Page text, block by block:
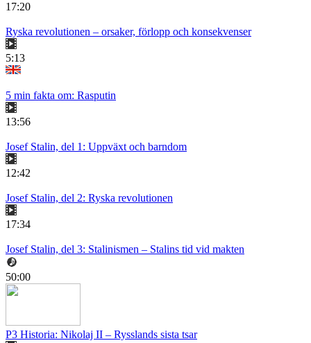
17:20
Ryska revolutionen – orsaker, förlopp och konsekvenser
5:13
5 min fakta om: Rasputin
13:56
Josef Stalin, del 1: Uppväxt och barndom
12:42
Josef Stalin, del 2: Ryska revolutionen
17:34
Josef Stalin, del 3: Stalinismen – Stalins tid vid makten
50:00
P3 Historia: Nikolaj II – Rysslands sista tsar